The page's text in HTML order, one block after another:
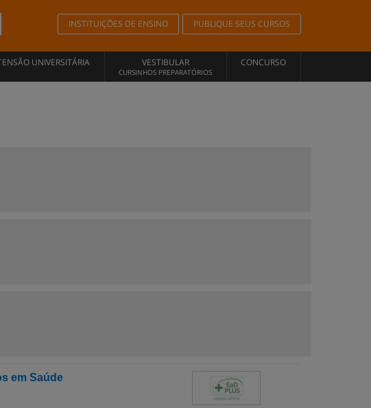
INSTITUIÇÕES DE ENSINO PUBLIQUE SEUS CURSOS
UNIVERSITÁRIA VESTIBULAR
CURSINHOS PREPARATÓRIOS
CONCURSO
em Saúde